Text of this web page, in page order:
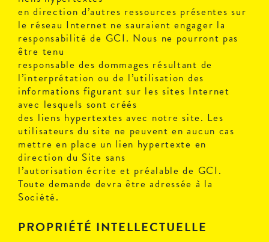
en direction d’autres ressources présentes sur
le réseau Internet ne sauraient engager la
responsabilité de GCI. Nous ne pourront pas
être tenu
responsable des dommages résultant de
l’interprétation ou de l’utilisation des
informations figurant sur les sites Internet
avec lesquels sont créés
des liens hypertextes avec notre site. Les
utilisateurs du site ne peuvent en aucun cas
mettre en place un lien hypertexte en
direction du Site sans
l’autorisation écrite et préalable de GCI.
Toute demande devra être adressée à la
Société.
PROPRIÉTÉ INTELLECTUELLE